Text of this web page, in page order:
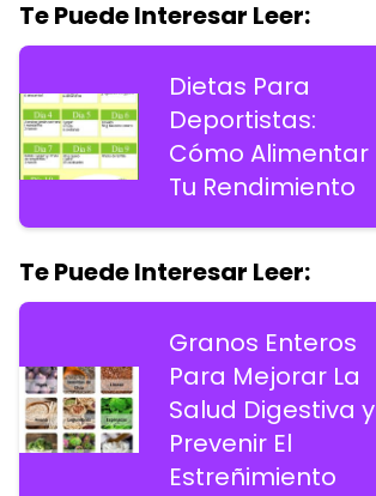
Te Puede Interesar Leer:
Dietas Para
Deportistas:
Cómo Alimentar
Tu Rendimiento
Te Puede Interesar Leer:
Granos Enteros
Para Mejorar La
Salud Digestiva y
Prevenir El
Estreñimiento